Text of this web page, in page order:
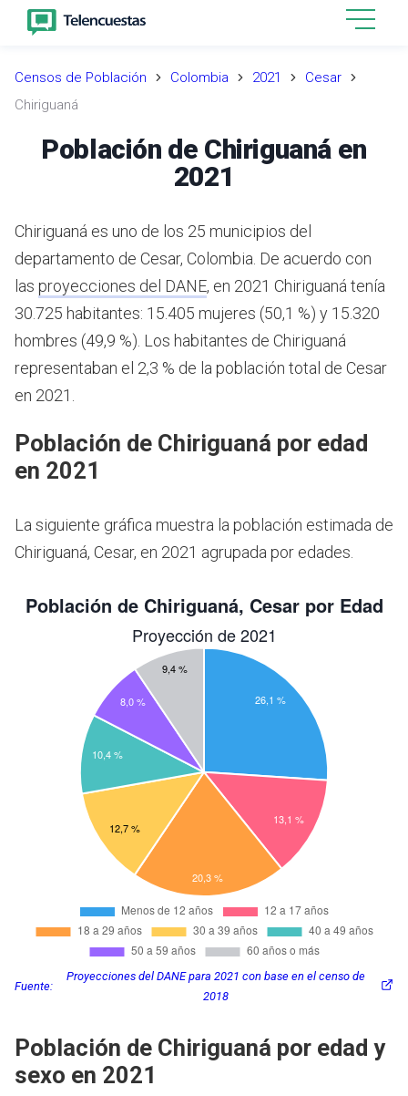
Censos de Población Colombia 2021
Cesar
Chiriguaná
Población de Chiriguaná en
2021
Chiriguaná es uno de los 25 municipios del
departamento de Cesar, Colombia. De acuerdo con
las proyecciones del DANE, en 2021 Chiriguaná tenía
30.725 habitantes: 15.405 mujeres (50,1 %) y 15.320
hombres (49,9 %). Los habitantes de Chiriguaná
representaban el 2,3 % de la población total de Cesar
en 2021.
Población de Chiriguaná por edad
en 2021
La siguiente gráfica muestra la población estimada de
Chiriguaná, Cesar, en 2021 agrupada por edades.
Fuente:
Proyecciones del DANE para 2021 con base en el censo de
2018
Población de Chiriguaná por edad y
sexo en 2021